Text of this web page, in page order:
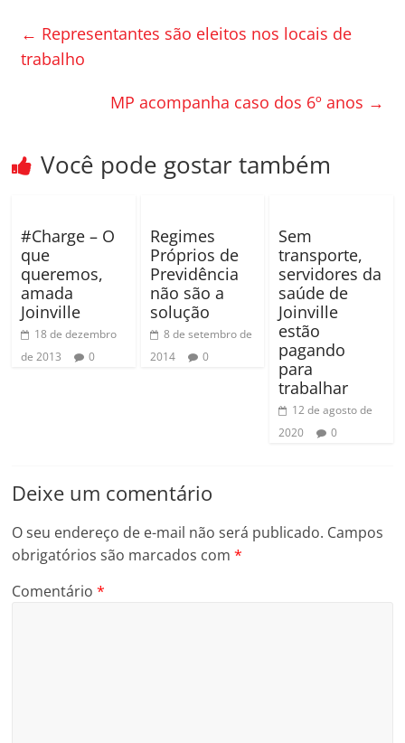
e
b
er p
h
← Representantes são eleitos nos locais de
trabalho
MP acompanha caso dos 6º anos →
Você pode gostar também
#Charge – O
que
queremos,
amada
Joinville
18 de dezembro
de 2013
0
Regimes
Próprios de
Previdência
não são a
solução
8 de setembro de
2014
0
Sem
transporte,
servidores da
saúde de
Joinville
estão
pagando
para
trabalhar
12 de agosto de
2020
0
Deixe um comentário
O seu endereço de e-mail não será publicado. Campos
obrigatórios são marcados com*
Comentário*